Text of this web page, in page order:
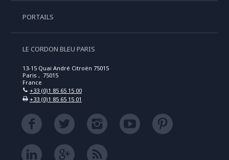
PORTAILS
LE CORDON BLEU PARIS
13-15 Quai André Citroën 75015
Paris , 75015
France
+33 (0)1 85 65 15 00
+33 (0)1 85 65 15 01